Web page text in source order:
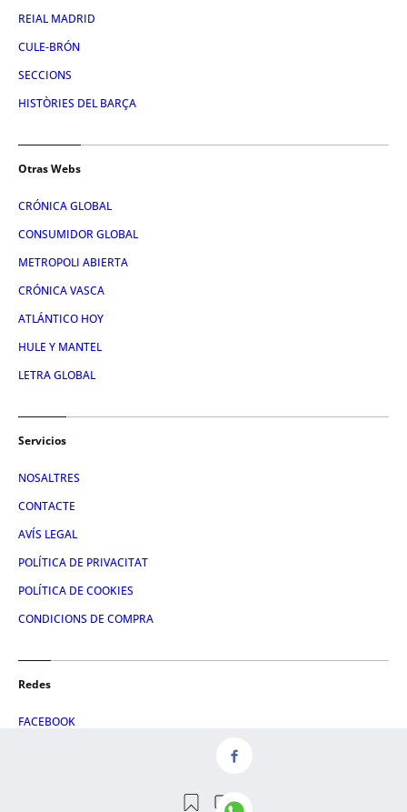
REIAL MADRID
CULE-BRÓN
SECCIONS
HISTÒRIES DEL BARÇA
Otras Webs
CRÓNICA GLOBAL
CONSUMIDOR GLOBAL
METROPOLI ABIERTA
CRÓNICA VASCA
ATLÁNTICO HOY
HULE Y MANTEL
LETRA GLOBAL
Servicios
NOSALTRES
CONTACTE
AVÍS LEGAL
POLÍTICA DE PRIVACITAT
POLÍTICA DE COOKIES
CONDICIONS DE COMPRA
Redes
FACEBOOK